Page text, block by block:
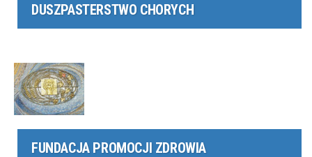
DUSZPASTERSTWO CHORYCH
FUNDACJA PROMOCJI ZDROWIA